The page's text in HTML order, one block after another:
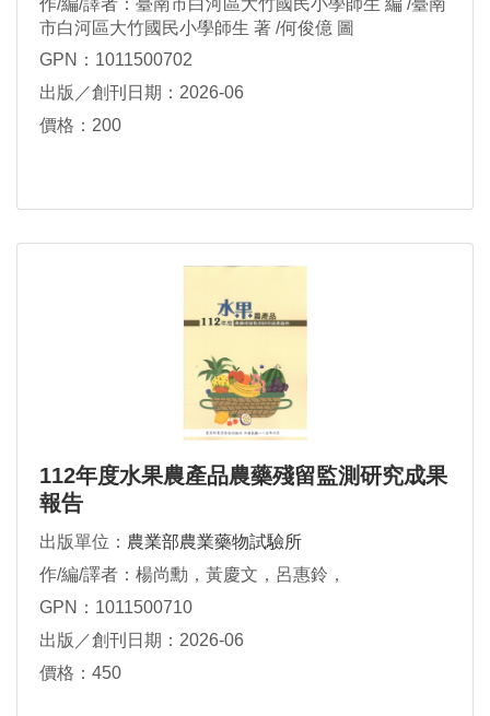
作/編/譯者：臺南市白河區大竹國民小學師生 編 /臺南
市白河區大竹國民小學師生 著 /何俊億 圖
GPN：1011500702
出版／創刊日期：2026-06
價格：200
112年度水果農產品農藥殘留監測研究成果
報告
出版單位： 農業部農業藥物試驗所
作/編/譯者：楊尚勳，黃慶文，呂惠鈴，
GPN：1011500710
出版／創刊日期：2026-06
價格：450